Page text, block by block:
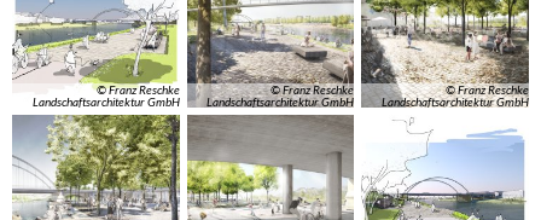
© Franz Reschke
Landschaftsarchitektur GmbH
© Franz Reschke
Landschaftsarchitektur GmbH
© Franz Reschke
Landschaftsarchitektur GmbH